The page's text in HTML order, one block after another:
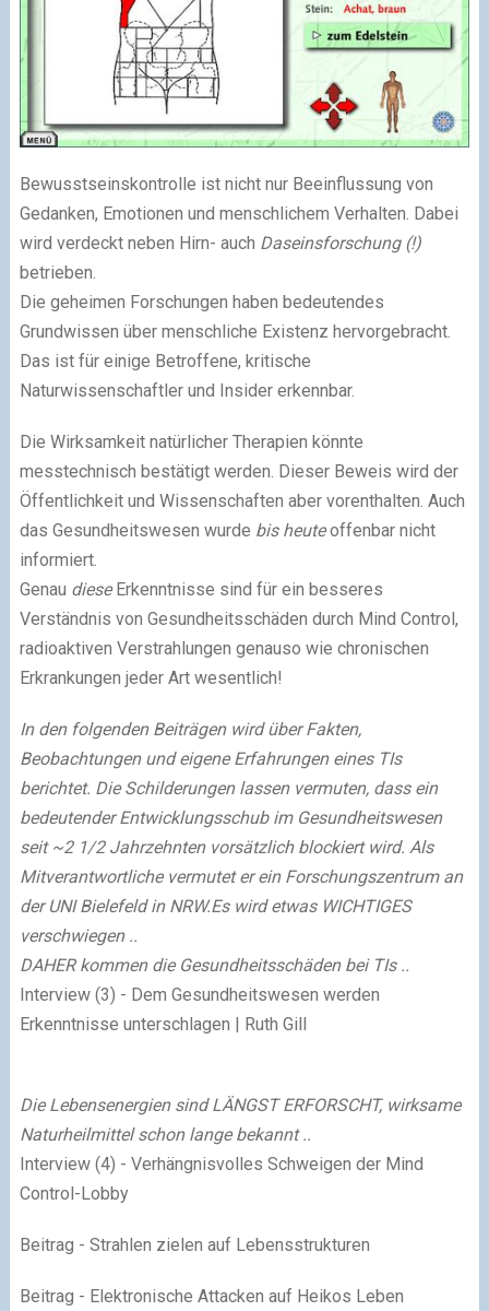
Bewusstseinskontrolle ist nicht nur Beeinflussung von
Gedanken, Emotionen und menschlichem Verhalten. Dabei
wird verdeckt neben Hirn- auch Daseinsforschung (!)
betrieben.
Die geheimen Forschungen haben bedeutendes
Grundwissen über menschliche Existenz hervorgebracht.
Das ist für einige Betroffene, kritische
Naturwissenschaftler und Insider erkennbar.
Die Wirksamkeit natürlicher Therapien könnte
messtechnisch bestätigt werden. Dieser Beweis wird der
Öffentlichkeit und Wissenschaften aber vorenthalten. Auch
das Gesundheitswesen wurde bis heuteoffenbar nicht
informiert.
Genau dieseErkenntnisse sind für ein besseres
Verständnis von Gesundheitsschäden durch Mind Control,
radioaktiven Verstrahlungen genauso wie chronischen
Erkrankungen jeder Art wesentlich!
In den folgenden Beiträgen wird über Fakten,
Beobachtungen und eigene Erfahrungen eines TIs
berichtet. Die Schilderungen lassen vermuten, dass ein
bedeutender Entwicklungsschub im Gesundheitswesen
seit ~2 1/2 Jahrzehnten vorsätzlich blockiert wird. Als
Mitverantwortliche vermutet er ein Forschungszentrum an
der UNI Bielefeld in NRW.Es wird etwas WICHTIGES
verschwiegen ..
DAHER kommen die Gesundheitsschäden bei TIs ..
Interview (3) - Dem Gesundheitswesen werden
Erkenntnisse unterschlagen | Ruth Gill
Die Lebensenergien sind LÄNGST ERFORSCHT, wirksame
Naturheilmittel schon lange bekannt ..
Interview (4) - Verhängnisvolles Schweigen der Mind
Control-Lobby
Beitrag - Strahlen zielen auf Lebensstrukturen
Beitrag - Elektronische Attacken auf Heikos Leben